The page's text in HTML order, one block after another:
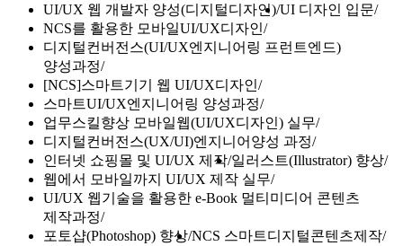
UI/UX 웹 개발자 양성(디지털디자인) UI 디자인 입문
NCS를 활용한 모바일UI/UX디자인
디지털컨버전스(UI/UX엔지니어링 프런트엔드)
양성과정
[NCS]스마트기기 웹 UI/UX디자인
스마트UI/UX엔지니어링 양성과정
업무스킬향상 모바일웹(UI/UX디자인) 실무
디지털컨버전스(UX/UI)엔지니어양성 과정
인터넷 쇼핑몰 및 UI/UX 제작 일러스트(Illustrator) 향상
웹에서 모바일까지 UI/UX 제작 실무
UI/UX 웹기술을 활용한 e-Book 멀티미디어 콘텐츠
제작과정
포토샵(Photoshop) 향상 NCS 스마트디지털콘텐츠제작